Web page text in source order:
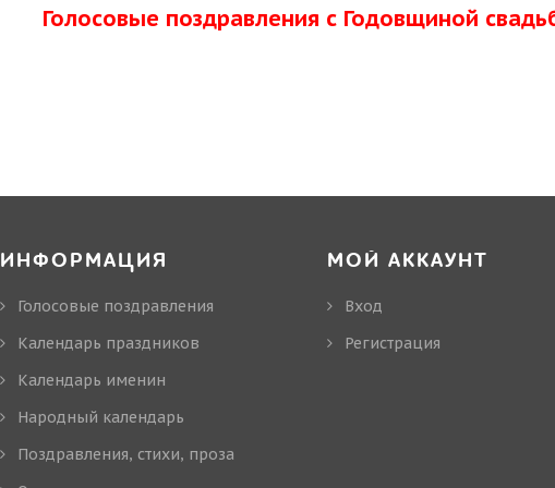
Голосовые поздравления с Годовщиной
ИНФОРМАЦИЯ
Голосовые поздравления
Календарь праздников
Календарь именин
Народный календарь
Поздравления, стихи, проза
МОЙ АККАУНТ
Вход
Регистрация